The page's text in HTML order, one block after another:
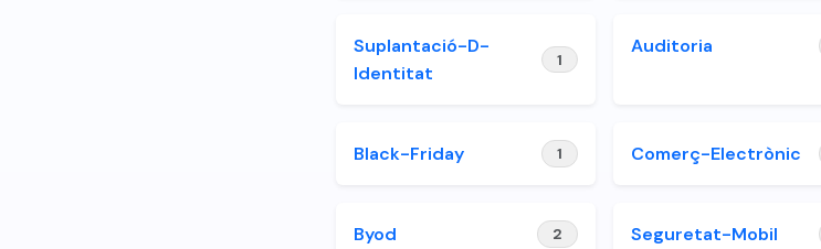
Suplantació-D-
Identitat
1
Auditoria
Black-Friday 1 Comerç-Electrònic
Byod 2 Seguretat-Mobil